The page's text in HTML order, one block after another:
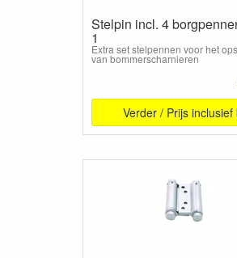
Stelpin incl. 4
1
Extra set stelpennen voor het
van bommerscharnieren
Verder / Prijs inclusief